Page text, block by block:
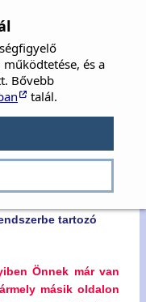
ÉS FEJ-,
Laryngology,
tartozó
Önnek már van
másik oldalon
és a
Bővebb
talál.